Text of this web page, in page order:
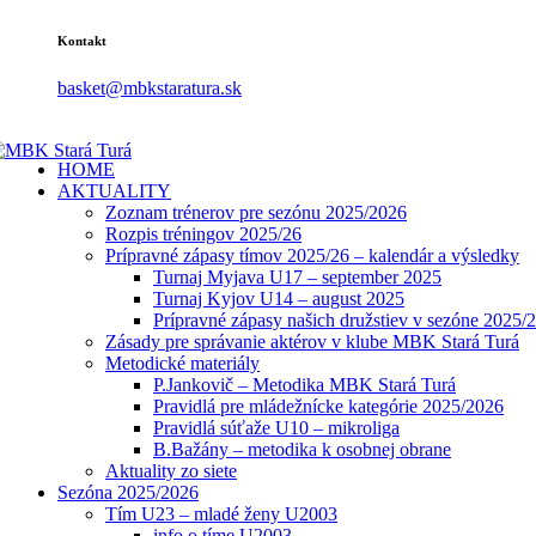
Kontakt
basket@mbkstaratura.sk
HOME
AKTUALITY
Zoznam trénerov pre sezónu 2025/2026
Rozpis tréningov 2025/26
Prípravné zápasy tímov 2025/26 – kalendár a výsledky
Turnaj Myjava U17 – september 2025
Turnaj Kyjov U14 – august 2025
Prípravné zápasy našich družstiev v sezóne 2025/
Zásady pre správanie aktérov v klube MBK Stará Turá
Metodické materiály
P.Jankovič – Metodika MBK Stará Turá
Pravidlá pre mládežnícke kategórie 2025/2026
Pravidlá súťaže U10 – mikroliga
B.Bažány – metodika k osobnej obrane
Aktuality zo siete
Sezóna 2025/2026
Tím U23 – mladé ženy U2003